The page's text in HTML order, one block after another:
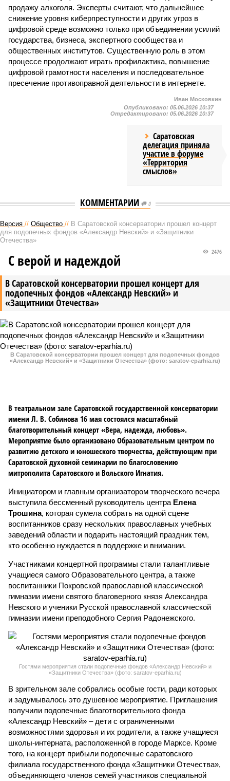
продажу алкоголя. Эксперты считают, что дальнейшее
снижение уровня киберпреступности и других угроз в
цифровой среде возможно только при объединении усилий
государства, бизнеса, экспертного сообщества и
общественных институтов. Существенную роль в этом
процессе продолжают играть профилактика, повышение
цифровой грамотности населения и последовательное
пресечение противоправной деятельности в интернете.
Иван Московкин
Опубликовано: 05.06.2026 10:37
Отредактировано: 05.06.2026 10:37
Саратовская
делегация приняла
участие в форуме
«Территория
смыслов»
КОММЕНТАРИИ 0
Версия // Общество // В Саратовской консерватории прошел концерт
для подопечных фондов «Александр Невский» и «Защитники
Отечества»
В Саратовской консерватории прошел концерт для
подопечных фондов «Александр Невский» и
«Защитники Отечества»
2476
С верой и надеждой
В Саратовской консерватории прошел концерт для подопечных фондов
«Александр Невский» и «Защитники Отечества» (фото: saratov-eparhia.ru)
В театральном зале Саратовской государственной консерватории
имени Л. В. Собинова 16 мая состоялся масштабный
благотворительный концерт «Вера, надежда, любовь».
Мероприятие было организовано Образовательным центром по
развитию детского и юношеского творчества, действующим при
Саратовской духовной семинарии по благословению
митрополита Саратовского и Вольского Игнатия.
Инициатором и главным организатором творческого вечера
выступила бессменный руководитель центра Елена
Трошина, которая сумела собрать на одной сцене
воспитанников сразу нескольких православных учебных
заведений области и подарить настоящий праздник тем,
кто особенно нуждается в поддержке и внимании.
Участниками концертной программы стали талантливые
учащиеся самого Образовательного центра, а также
воспитанники Покровской православной классической
гимназии имени святого благоверного князя Александра
Невского и ученики Русской православной классической
гимназии имени преподобного Сергия Радонежского.
Гостями мероприятия стали подопечные фондов «Александр Невский» и
«Защитники Отечества» (фото: saratov-eparhia.ru)
В зрительном зале собрались особые гости, ради которых
и задумывалось это душевное мероприятие. Приглашения
получили подопечные благотворительного фонда
«Александр Невский» – дети с ограниченными
возможностями здоровья и их родители, а также учащиеся
школы-интерната, расположенной в городе Марксе. Кроме
того, на концерт прибыли подопечные саратовского
филиала государственного фонда «Защитники Отечества»,
объединяющего членов семей участников специальной